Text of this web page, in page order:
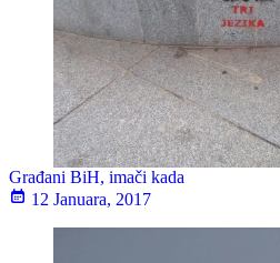
Građani BiH, imači kada
12 Januara, 2017